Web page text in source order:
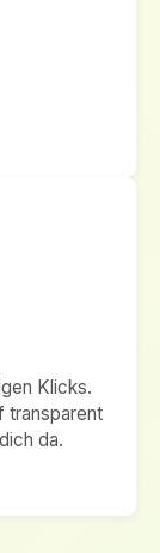
Klicks.
transparent
da.